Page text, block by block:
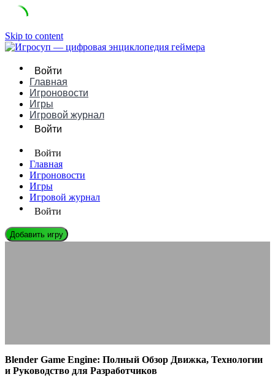
Skip to content
Войти
Главная
Игроновости
Игры
Игровой журнал
Войти
Войти
Главная
Игроновости
Игры
Игровой журнал
Войти
Добавить игру
Blender Game Engine: Полный Обзор Движка, Технологии
и Руководство для Разработчиков